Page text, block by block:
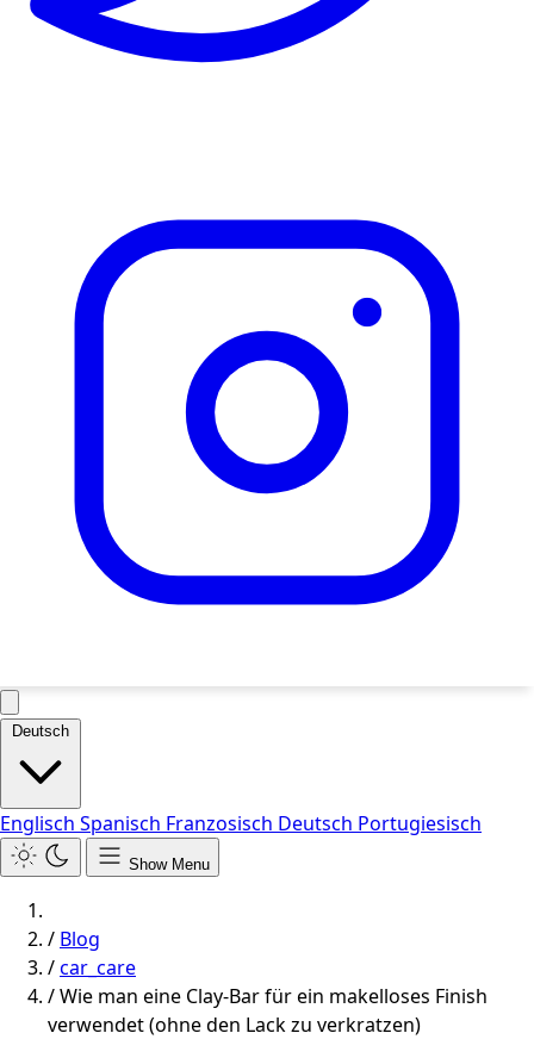
Deutsch
Englisch Spanisch Franzosisch Deutsch Portugiesisch
Show Menu
/ Blog
/car_care
/Wie man eine Clay-Bar für ein makelloses Finish
verwendet (ohne den Lack zu verkratzen)